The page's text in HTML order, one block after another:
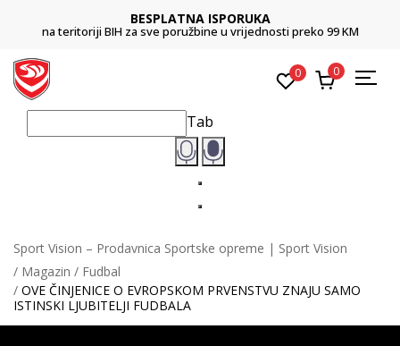
BESPLATNA ISPORUKA
na teritoriji BIH za sve poružbine u vrijednosti preko 99 KM
0 0
Tab
Sport Vision – Prodavnica Sportske opreme | Sport Vision
Magazin
Fudbal
OVE ČINJENICE O EVROPSKOM PRVENSTVU ZNAJU SAMO
ISTINSKI LJUBITELJI FUDBALA